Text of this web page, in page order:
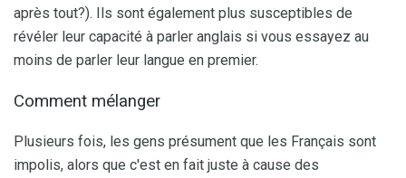
après tout?). Ils sont également plus susceptibles de
révéler leur capacité à parler anglais si vous essayez au
moins de parler leur langue en premier.
Comment mélanger
Plusieurs fois, les gens présument que les Français sont
impolis, alors que c'est en fait juste à cause des